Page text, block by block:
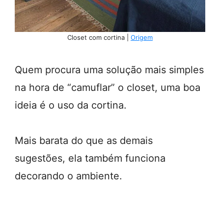
Closet com cortina | Origem
Quem procura uma solução mais simples
na hora de “camuflar” o closet, uma boa
ideia é o uso da cortina.
Mais barata do que as demais
sugestões, ela também funciona
decorando o ambiente.